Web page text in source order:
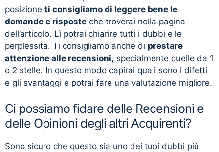
posizione ti consigliamo di leggere bene le
domande e risposte che troverai nella pagina
dell’articolo. Lì potrai chiarire tutti i dubbi e le
perplessità. Ti consigliamo anche di prestare
attenzione alle recensioni, specialmente quelle da 1
o 2 stelle. In questo modo capirai quali sono i difetti
e gli svantaggi e potrai fare una valutazione migliore.
Ci possiamo fidare delle Recensioni e
delle Opinioni degli altri Acquirenti?
Sono sicuro che questo sia uno dei tuoi dubbi più